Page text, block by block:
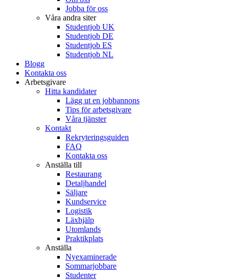
Jobba för oss
Våra andra siter
Studentjob UK
Studentjob DE
Studentjob ES
Studentjob NL
Blogg
Kontakta oss
Arbetsgivare
Hitta kandidater
Lägg ut en jobbannons
Tips för arbetsgivare
Våra tjänster
Kontakt
Rekryteringsguiden
FAQ
Kontakta oss
Anställa till
Restaurang
Detaljhandel
Säljare
Kundservice
Logistik
Läxhjälp
Utomlands
Praktikplats
Anställa
Nyexaminerade
Sommarjobbare
Studenter